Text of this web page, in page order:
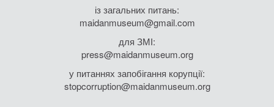
із загальних питань:
maidanmuseum@gmail.com
для ЗМІ:
press@maidanmuseum.org
у питаннях запобігання корупції:
stopcorruption@maidanmuseum.org